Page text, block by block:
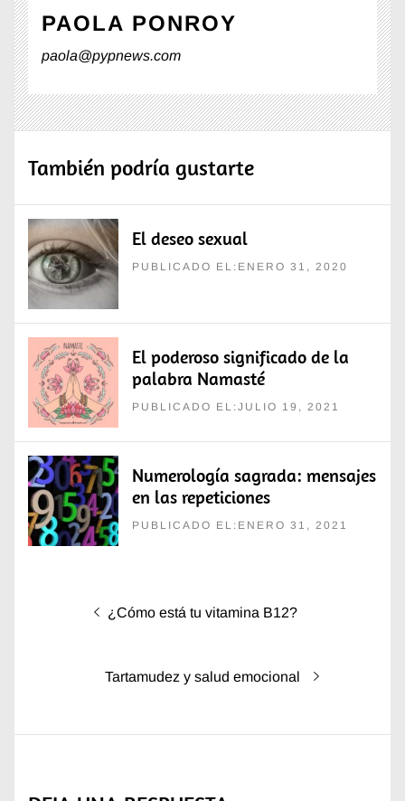
PAOLA PONROY
paola@pypnews.com
También podría gustarte
El deseo sexual
PUBLICADO EL:ENERO 31, 2020
El poderoso significado de la
palabra Namasté
PUBLICADO EL:JULIO 19, 2021
Numerología sagrada: mensajes
en las repeticiones
PUBLICADO EL:ENERO 31, 2021
NavegaciónEntrada
¿Cómo está tu vitamina B12?
Entrada
Tartamudez y salud emocional